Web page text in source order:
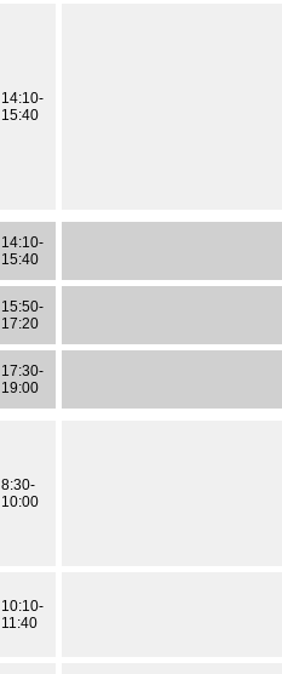
14:10-
15:40
14:10-
15:40
15:50-
17:20
17:30-
19:00
8:30-
10:00
10:10-
11:40